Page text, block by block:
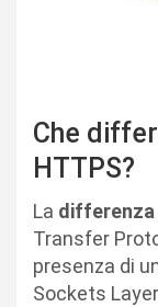
Che
HTTPS?
La differenza
Transfer
presenza di
Sockets